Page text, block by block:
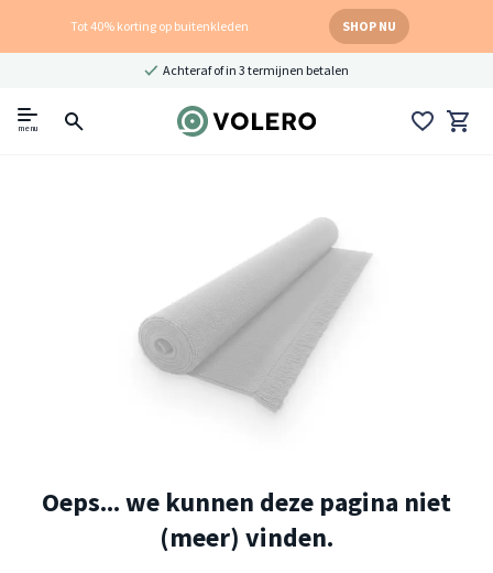
Tot 40% korting op buitenkleden SHOP NU
Achteraf of in 3 termijnen betalen
menu
Oeps... we kunnen deze pagina niet
(meer) vinden.